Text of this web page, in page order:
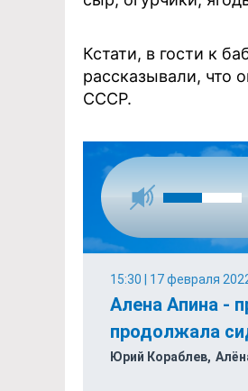
Кстати, в гости к
рассказывали, что
СССР.